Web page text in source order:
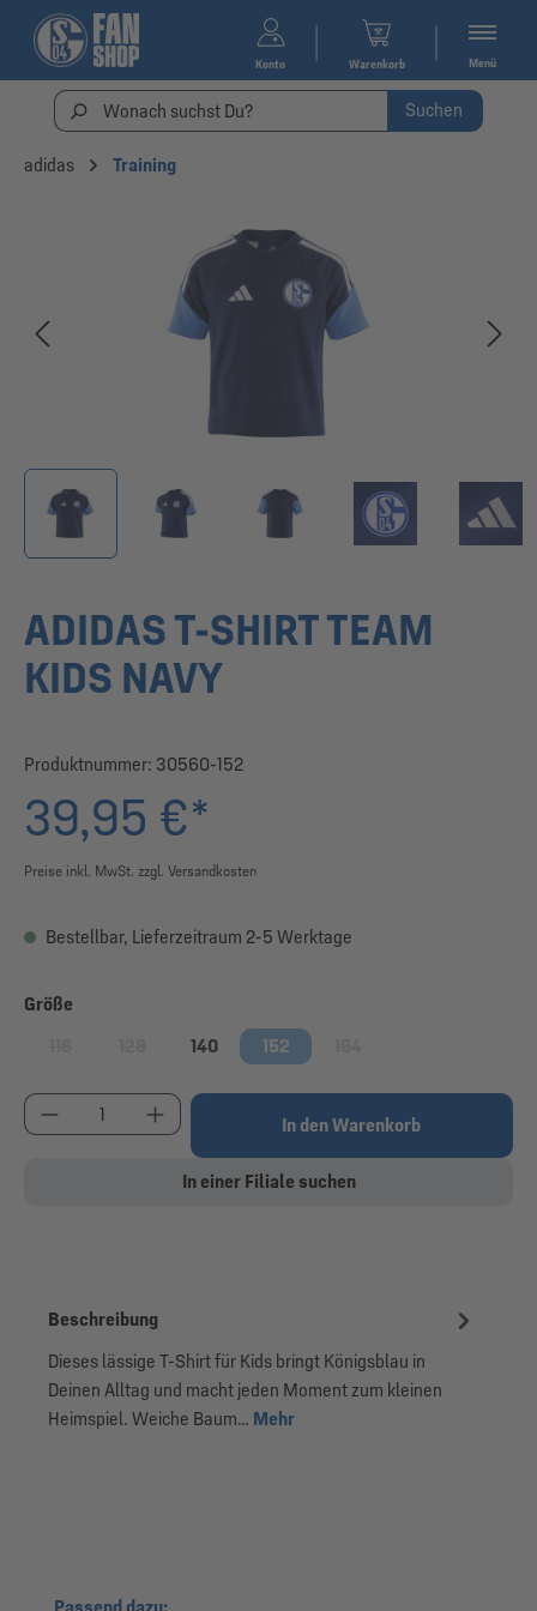
Konto Warenkorb Menü
Suchen
adidas Training
ADIDAS T-SHIRT TEAM
KIDS NAVY
Produktnummer: 30560-152
39,95 €*
Preise inkl. MwSt. zzgl. Versandkosten
Bestellbar, Lieferzeitraum 2-5 Werktage
Größe
(Diese Option ist zurzeit nicht verfügbar.)
(Diese Option ist zurzeit nicht verfügbar.)
140 152
Produkt Anzahl: Gib den gewünschten Wert ein
In den Warenkorb
In einer Filiale suchen
Beschreibung
Dieses lässige T-Shirt für Kids bringt Königsblau in
Deinen Alltag und macht jeden Moment zum kleinen
Heimspiel. Weiche Baum… Mehr
Produktgalerie überspringen
Passend dazu: